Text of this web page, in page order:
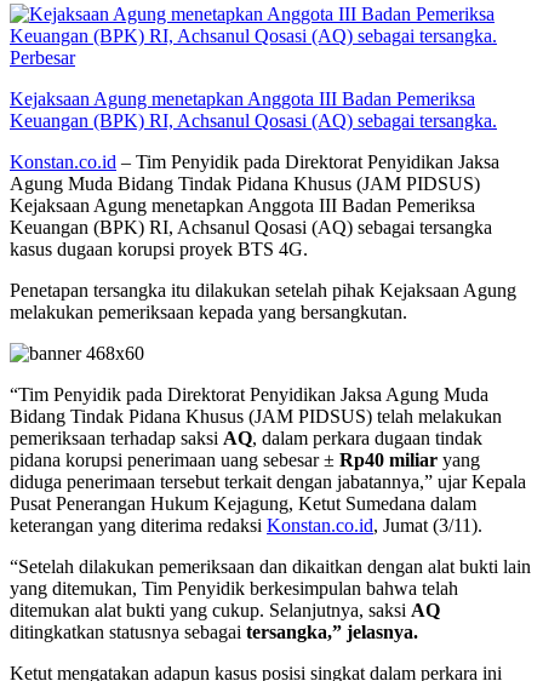
Perbesar
Kejaksaan Agung menetapkan Anggota III Badan Pemeriksa
Keuangan (BPK) RI, Achsanul Qosasi (AQ) sebagai tersangka.
Konstan.co.id – Tim Penyidik pada Direktorat Penyidikan Jaksa
Agung Muda Bidang Tindak Pidana Khusus (JAM PIDSUS)
Kejaksaan Agung menetapkan Anggota III Badan Pemeriksa
Keuangan (BPK) RI, Achsanul Qosasi (AQ) sebagai tersangka
kasus dugaan korupsi proyek BTS 4G.
Penetapan tersangka itu dilakukan setelah pihak Kejaksaan Agung
melakukan pemeriksaan kepada yang bersangkutan.
“Tim Penyidik pada Direktorat Penyidikan Jaksa Agung Muda
Bidang Tindak Pidana Khusus (JAM PIDSUS) telah melakukan
pemeriksaan terhadap saksi AQ, dalam perkara dugaan tindak
pidana korupsi penerimaan uang sebesar ± Rp40 miliar yang
diduga penerimaan tersebut terkait dengan jabatannya,” ujar Kepala
Pusat Penerangan Hukum Kejagung, Ketut Sumedana dalam
keterangan yang diterima redaksi Konstan.co.id, Jumat (3/11).
“Setelah dilakukan pemeriksaan dan dikaitkan dengan alat bukti lain
yang ditemukan, Tim Penyidik berkesimpulan bahwa telah
ditemukan alat bukti yang cukup. Selanjutnya, saksi AQ
ditingkatkan statusnya sebagai tersangka,” jelasnya.
Ketut mengatakan adapun kasus posisi singkat dalam perkara ini